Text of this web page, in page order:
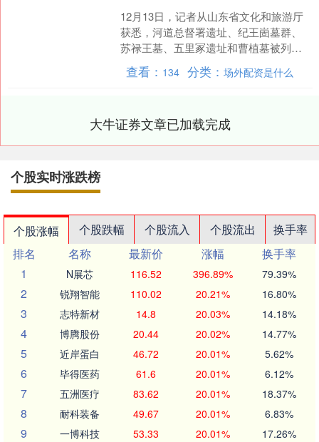
12月13日，记者从山东省文化和旅游厅
获悉，河道总督署遗址、纪王崮墓群、
苏禄王墓、五里冢遗址和曹植墓被列入
第三批省级考古遗址公园名单。截至目
前，山东省省级考古遗....
查看： 134 分类： 场外配资是什么
大牛证券文章已加载完成
个股实时涨跌榜
个股涨幅 个股跌幅 个股流入 个股流出
换手率
排名
名称 最新价 涨幅
换手率
1
N展芯 116.52 396.89% 79.39%
2 锐翔智能 110.02 20.21% 16.80%
3 志特新材 14.8 20.03% 14.18%
4 博腾股份 20.44 20.02% 14.77%
5 近岸蛋白 46.72 20.01% 5.62%
6 毕得医药 61.6 20.01% 6.12%
7 五洲医疗 83.62 20.01% 18.37%
8 耐科装备 49.67 20.01% 6.83%
9 一博科技 53.33 20.01% 17.26%